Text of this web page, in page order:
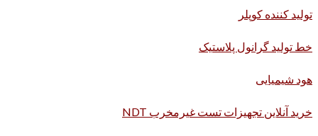
تولید کننده کوپلر
خط تولید گرانول پلاستیک
هود شیمیایی
خرید آنلاین تجهیزات تست غیرمخرب NDT